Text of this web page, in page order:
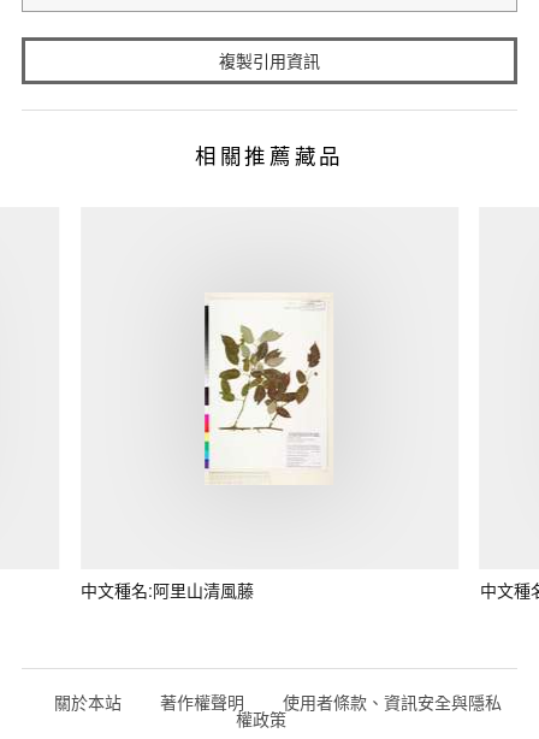
複製引用資訊
相關推薦藏品
中文種名:阿里山清風藤 中文種
關於本站 著作權聲明 使用者條款、資訊安全與隱私
權政策